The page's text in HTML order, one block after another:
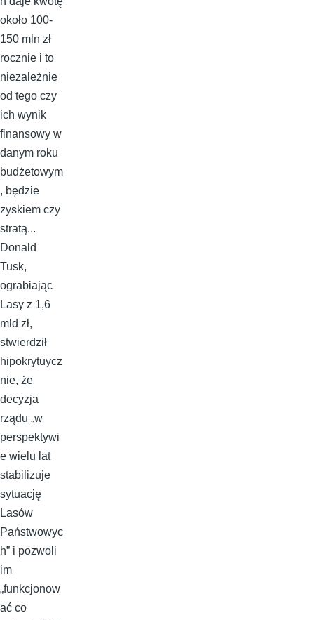
około 100-
150 mln zł
rocznie i to
niezależnie
od tego czy
ich wynik
finansowy w
danym roku
budżetowym
, będzie
zyskiem czy
stratą...
Donald
Tusk,
ograbiając
Lasy z 1,6
mld zł,
stwierdził
hipokrytuycz
nie, że
decyzja
rządu „w
perspektywi
e wielu lat
stabilizuje
sytuację
Lasów
Państwowyc
h” i pozwoli
im
„funkcjonow
ać co